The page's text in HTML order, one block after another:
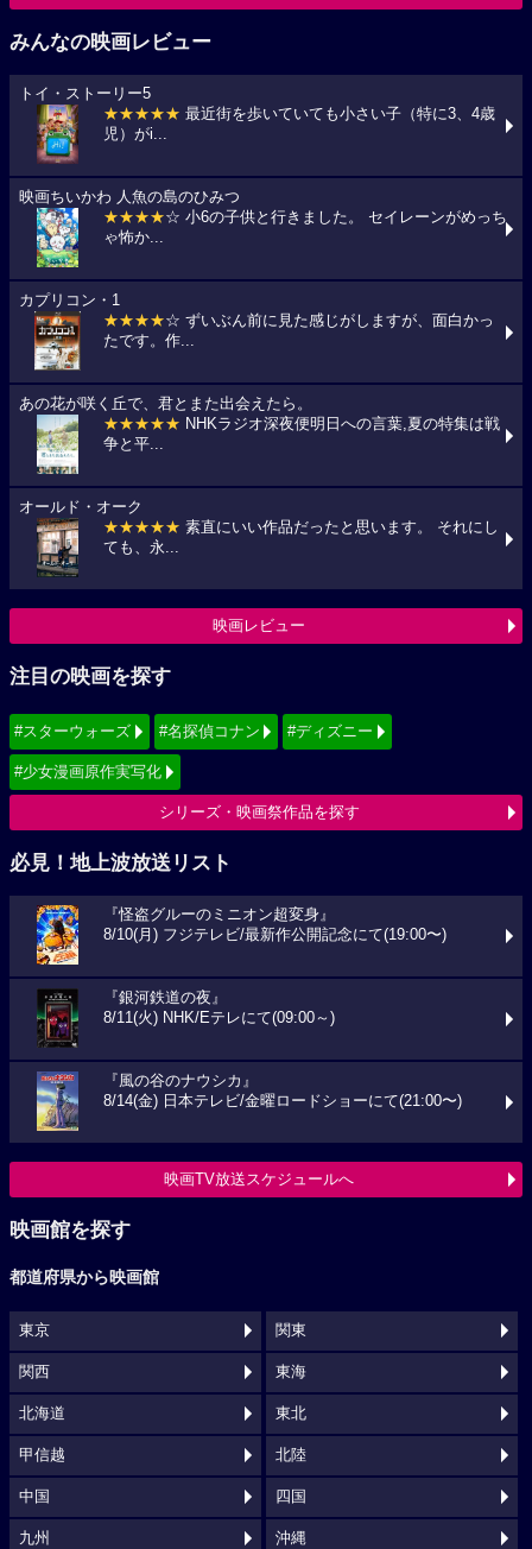
みんなの映画レビュー
トイ・ストーリー5
★★★★★ 最近街を歩いていても小さい子（特に3、4歳
児）がi...
映画ちいかわ 人魚の島のひみつ
★★★★☆ 小6の子供と行きました。 セイレーンがめっち
ゃ怖か...
カプリコン・1
★★★★☆ ずいぶん前に見た感じがしますが、面白かっ
たです。作...
あの花が咲く丘で、君とまた出会えたら。
★★★★★ NHKラジオ深夜便明日への言葉,夏の特集は戦
争と平...
オールド・オーク
★★★★★ 素直にいい作品だったと思います。 それにし
ても、永...
映画レビュー
注目の映画を探す
#スターウォーズ #名探偵コナン #ディズニー
#少女漫画原作実写化
シリーズ・映画祭作品を探す
必見！地上波放送リスト
『怪盗グルーのミニオン超変身』
8/10(月) フジテレビ/最新作公開記念にて(19:00〜)
『銀河鉄道の夜』
8/11(火) NHK/Eテレにて(09:00～)
『風の谷のナウシカ』
8/14(金) 日本テレビ/金曜ロードショーにて(21:00〜)
映画TV放送スケジュールへ
映画館を探す
都道府県から映画館
東京 関東
関西 東海
北海道 東北
甲信越 北陸
中国 四国
九州 沖縄